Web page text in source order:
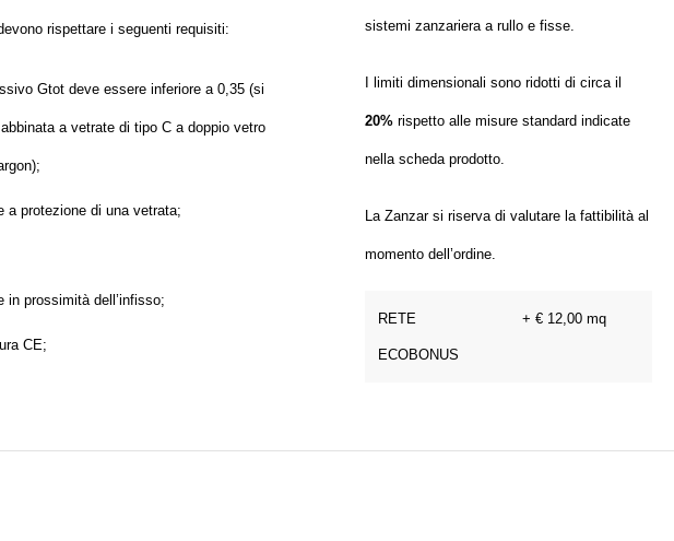
rispettare i seguenti requisiti:
Gtot deve essere inferiore a 0,35 (si
a vetrate di tipo C a doppio vetro
a protezione di una vetrata;
in prossimità dell’infisso;
CE;
sistemi zanzariera a rullo e fisse.
I limiti dimensionali sono ridotti di circa il
20% rispetto alle misure standard indicate
nella scheda prodotto.
La Zanzar si riserva di valutare la fattibilità al
momento dell’ordine.
RETE
ECOBONUS
+ € 12,00 mq